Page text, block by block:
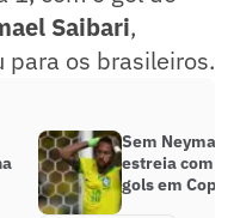
Saibari,
para os brasileiros.
Sem Neymar,
estreia com
gols em